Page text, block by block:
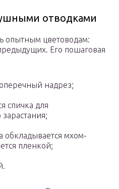
отводками
опытным цветоводам:
Его пошаговая
надрез;
спичка для
обкладывается мхом-
пленкой;